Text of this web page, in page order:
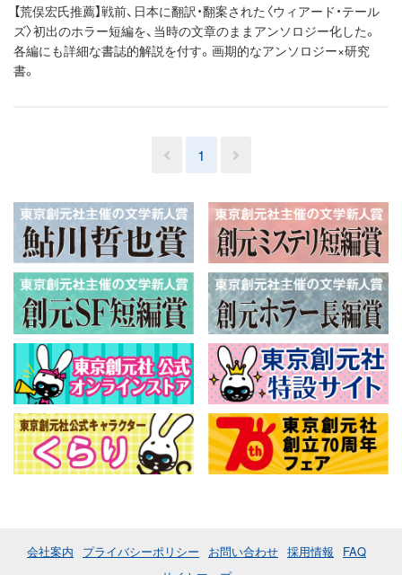
【荒俣宏氏推薦】戦前、日本に翻訳・翻案された〈ウィアード・テール
ズ〉初出のホラー短編を、当時の文章のままアンソロジー化した。
各編にも詳細な書誌的解説を付す。画期的なアンソロジー×研究
書。
1
会社案内 プライバシーポリシー お問い合わせ 採用情報
FAQ